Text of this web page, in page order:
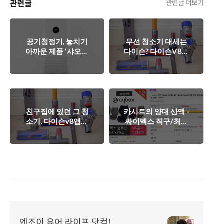
관련글 관련글 더보기
공기청정기, 놓치기
아까운 제품 '샤오미
무선 청소기 대세는
다이슨? 다이슨V8앱
솔루드 : 직구가 국내
보다 25만원 싸다.
친구집에 있던 그 청
소기, 다이슨v8앱솔
루트 최저가 직구로
득템! - 가격 정보(좌
카시트의 양대 산맥 -
싸이벡스 직구/최저
가(쿠폰가 300달러)
판매 정보.